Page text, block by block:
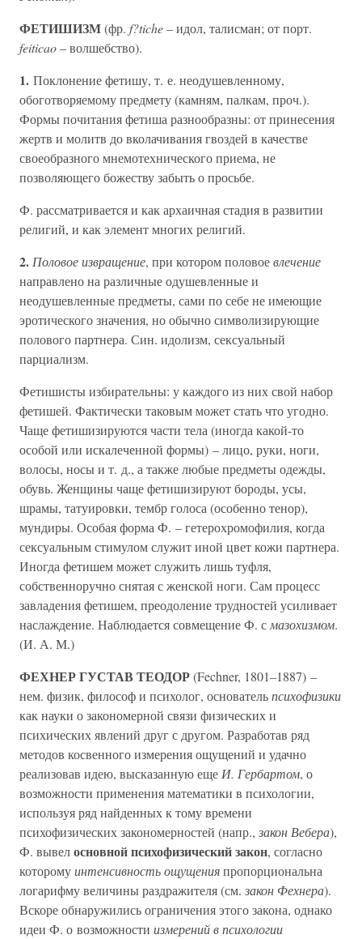
ФЕТИШИЗМ(фр. f?tiche– идол, талисман; от порт.
feiticao– волшебство).
1. Поклонение фетишу, т. е. неодушевленному,
обоготворяемому предмету (камням, палкам, проч.).
Формы почитания фетиша разнообразны: от принесения
жертв и молитв до вколачивания гвоздей в качестве
своеобразного мнемотехнического приема, не
позволяющего божеству забыть о просьбе.
Ф. рассматривается и как архаичная стадия в развитии
религий, и как элемент многих религий.
2. Половое извращение, при котором половоевлечение
направлено на различные одушевленные и
неодушевленные предметы, сами по себе не имеющие
эротического значения, но обычно символизирующие
полового партнера. Син. идолизм, сексуальный
парциализм.
Фетишисты избирательны: у каждого из них свой набор
фетишей. Фактически таковым может стать что угодно.
Чаще фетишизируются части тела (иногда какой-то
особой или искалеченной формы) – лицо, руки, ноги,
волосы, носы и т. д., а также любые предметы одежды,
обувь. Женщины чаще фетишизируют бороды, усы,
шрамы, татуировки, тембр голоса (особенно тенор),
мундиры. Особая форма Ф. – гетерохромофилия, когда
сексуальным стимулом служит иной цвет кожи партнера.
Иногда фетишем может служить лишь туфля,
собственноручно снятая с женской ноги. Сам процесс
завладения фетишем, преодоление трудностей усиливает
наслаждение. Наблюдается совмещение Ф. с мазохизмом.
(И. А. М.)
ФЕХНЕР ГУСТАВ ТЕОДОР(Fechner, 1801–1887) –
нем. физик, философ и психолог, основательпсихофизики
как науки о закономерной связи физических и
психических явлений друг с другом. Разработав ряд
методов косвенного измерения ощущений и удачно
реализовав идею, высказанную еще И. Гербартом, о
возможности применения математики в психологии,
используя ряд найденных к тому времени
психофизических закономерностей (напр., закон Вебера),
Ф. вывелосновной психофизический закон, согласно
которомуинтенсивность ощущенияпропорциональна
логарифму величины раздражителя (см. закон Фехнера).
Вскоре обнаружились ограничения этого закона, однако
идеи Ф. о возможности измерений в психологии